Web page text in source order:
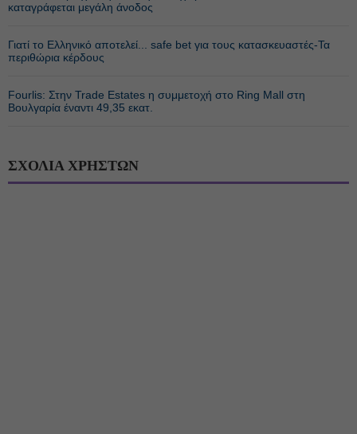
καταγράφεται μεγάλη άνοδος
Γιατί το Ελληνικό αποτελεί... safe bet για τους κατασκευαστές-Τα
περιθώρια κέρδους
Fourlis: Στην Trade Estates η συμμετοχή στο Ring Mall στη
Βουλγαρία έναντι 49,35 εκατ.
ΣΧΟΛΙΑ ΧΡΗΣΤΩΝ